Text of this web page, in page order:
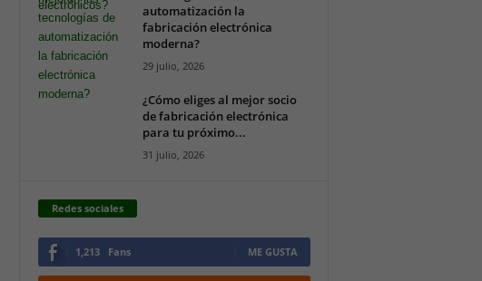
automatización la
fabricación electrónica
moderna?
29 julio, 2026
¿Cómo eliges al mejor socio
de fabricación electrónica
para tu próximo...
31 julio, 2026
Redes sociales
1,213 Fans ME GUSTA